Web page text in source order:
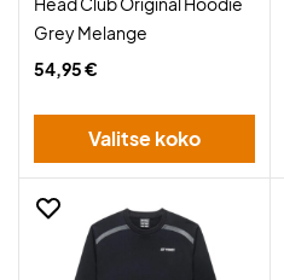
Grey Melange
54,95 €
Valitse koko